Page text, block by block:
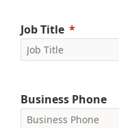
Job Title
Business Phone